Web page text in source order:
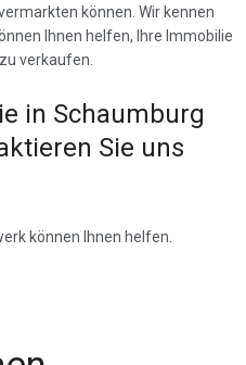
können. Wir kennen
Ihnen helfen, Ihre Immobilie
verkaufen.
in Schaumburg
Sie uns
können Ihnen helfen.